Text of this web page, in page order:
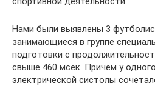
Нами были выявлены 3
занимающиеся в группе
подготовки с
свыше 460 мсек. Причем у
электрической систолы